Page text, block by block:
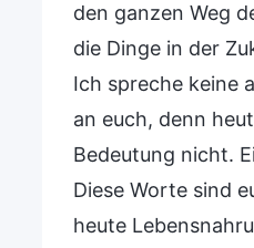
den ganzen Weg
die Dinge in der
Ich spreche keine
an euch, denn
Bedeutung nicht.
Diese Worte sind
heute